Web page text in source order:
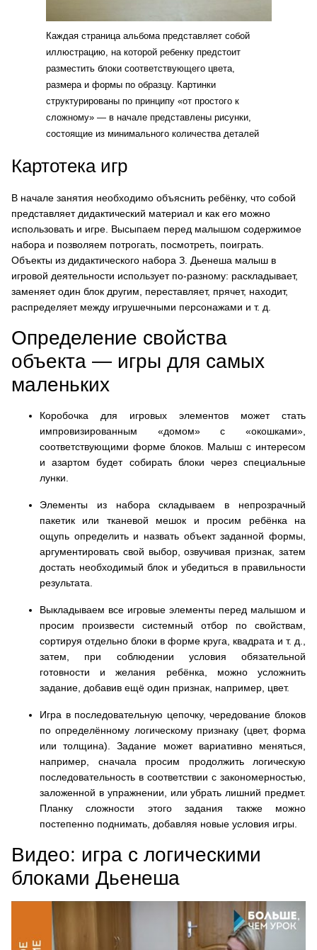
Каждая страница альбома представляет собой
иллюстрацию, на которой ребенку предстоит
разместить блоки соответствующего цвета,
размера и формы по образцу. Картинки
структурированы по принципу «от простого к
сложному» — в начале представлены рисунки,
состоящие из минимального количества деталей
Картотека игр
В начале занятия необходимо объяснить ребёнку, что собой
представляет дидактический материал и как его можно
использовать и игре. Высыпаем перед малышом содержимое
набора и позволяем потрогать, посмотреть, поиграть.
Объекты из дидактического набора З. Дьенеша малыш в
игровой деятельности использует по-разному: раскладывает,
заменяет один блок другим, переставляет, прячет, находит,
распределяет между игрушечными персонажами и т. д.
Определение свойства
объекта — игры для самых
маленьких
Коробочка для игровых элементов может стать
импровизированным «домом» с «окошками»,
соответствующими форме блоков. Малыш с интересом
и азартом будет собирать блоки через специальные
лунки.
Элементы из набора складываем в непрозрачный
пакетик или тканевой мешок и просим ребёнка на
ощупь определить и назвать объект заданной формы,
аргументировать свой выбор, озвучивая признак, затем
достать необходимый блок и убедиться в правильности
результата.
Выкладываем все игровые элементы перед малышом и
просим произвести системный отбор по свойствам,
сортируя отдельно блоки в форме круга, квадрата и т. д.,
затем, при соблюдении условия обязательной
готовности и желания ребёнка, можно усложнить
задание, добавив ещё один признак, например, цвет.
Игра в последовательную цепочку, чередование блоков
по определённому логическому признаку (цвет, форма
или толщина). Задание может вариативно меняться,
например, сначала просим продолжить логическую
последовательность в соответствии с закономерностью,
заложенной в упражнении, или убрать лишний предмет.
Планку сложности этого задания также можно
постепенно поднимать, добавляя новые условия игры.
Видео: игра с логическими
блоками Дьенеша